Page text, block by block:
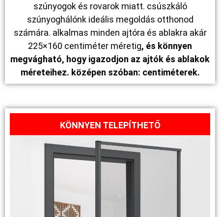
szúnyogok és rovarok miatt. csúszkáló
szúnyoghálónk ideális megoldás otthonod
számára. alkalmas minden ajtóra és ablakra akár
225×160 centiméter méretig, és könnyen
megvágható, hogy igazodjon az ajtók és ablakok
méreteihez. középen szóban: centiméterek.
KÖNNYEN TELEPÍTHETŐ